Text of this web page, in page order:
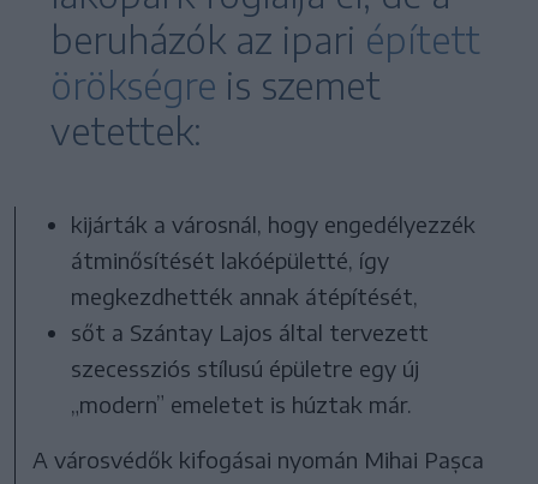
beruházók az ipari épített
örökségre is szemet
vetettek:
kijárták a városnál, hogy engedélyezzék
átminősítését lakóépületté, így
megkezdhették annak átépítését,
sőt a Szántay Lajos által tervezett
szecessziós stílusú épületre egy új
„modern” emeletet is húztak már.
A városvédők kifogásai nyomán Mihai Pașca